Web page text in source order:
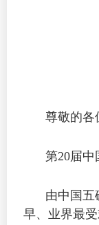
尊敬的各
第20届中
由中国五
早、业界最